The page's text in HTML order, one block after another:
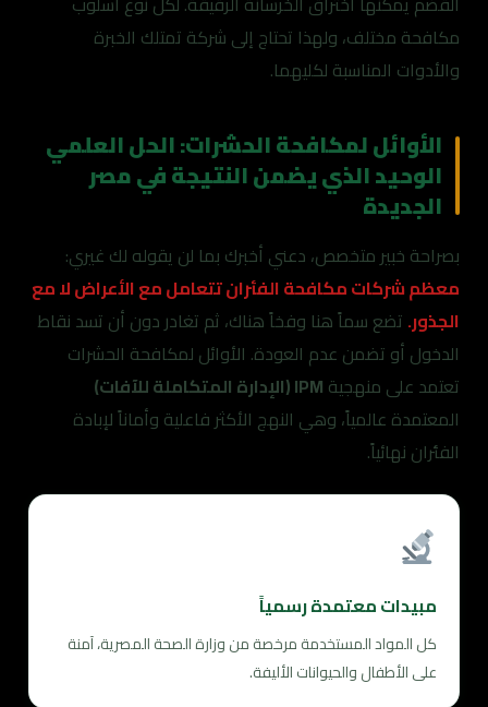
مكافحة مختلف، ولهذا تحتاج إلى شركة تمتلك الخبرة
والأدوات المناسبة لكليهما.
الأوائل لمكافحة الحشرات: الحل العلمي
الوحيد الذي يضمن النتيجة في مصر
الجديدة
بصراحة خبير متخصص، دعني أخبرك بما لن يقوله لك غيري:
معظم شركات مكافحة الفئران تتعامل مع الأعراض لا مع
الجذور.تضع سماً هنا وفخاً هناك، ثم تغادر دون أن تسد نقاط
الدخول أو تضمن عدم العودة. الأوائل لمكافحة الحشرات
تعتمد على منهجيةIPM (الإدارة المتكاملة للآفات)
المعتمدة عالمياً، وهي النهج الأكثر فاعلية وأماناً لإبادة
الفئران نهائياً.
مبيدات معتمدة رسمياً
كل المواد المستخدمة مرخصة من وزارة الصحة المصرية، آمنة
على الأطفال والحيوانات الأليفة.